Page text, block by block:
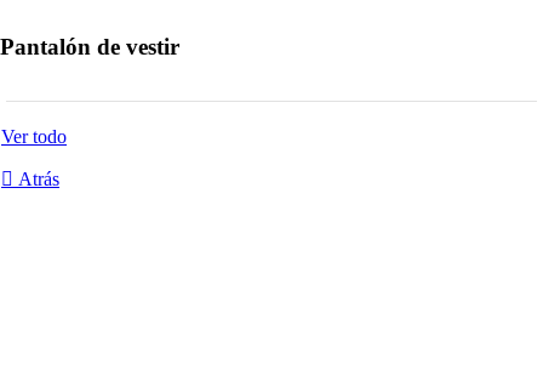
Pantalón de vestir
Ver todo
Atrás